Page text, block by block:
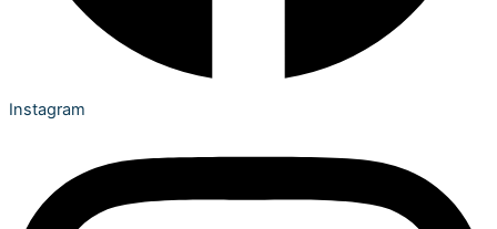
Instagram